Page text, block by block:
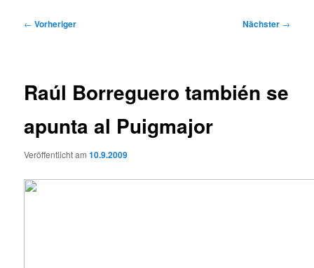
Beitragsnavigation
← Vorheriger Nächster →
Raúl Borreguero también se
apunta al Puigmajor
Veröffentlicht am10.9.2009